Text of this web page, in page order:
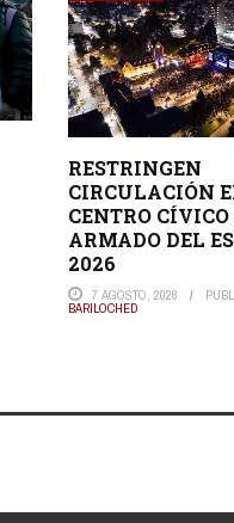
RESTRINGEN
CIRCULACIÓN
CENTRO CÍVICO
ARMADO DEL
2026
7 AGOSTO, 2026
BARILOCHED